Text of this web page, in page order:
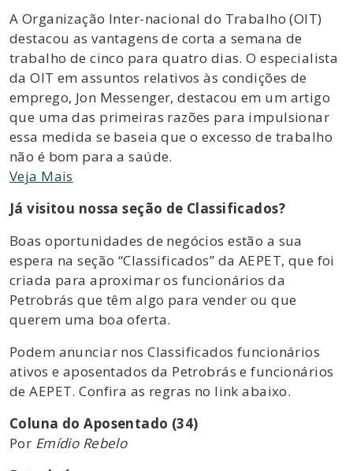
A Organização Inter-nacional do Trabalho (OIT)
destacou as vantagens de corta a semana de
trabalho de cinco para quatro dias. O especialista
da OIT em assuntos relativos às condições de
emprego, Jon Messenger, destacou em um artigo
que uma das primeiras razões para impulsionar
essa medida se baseia que o excesso de trabalho
não é bom para a saúde.
Veja Mais
Já visitou nossa seção de Classificados?
Boas oportunidades de negócios estão a sua
espera na seção “Classificados” da AEPET, que foi
criada para aproximar os funcionários da
Petrobrás que têm algo para vender ou que
querem uma boa oferta.
Podem anunciar nos Classificados funcionários
ativos e aposentados da Petrobrás e funcionários
de AEPET. Confira as regras no link abaixo.
Coluna do Aposentado (34)
Por Emídio Rebelo